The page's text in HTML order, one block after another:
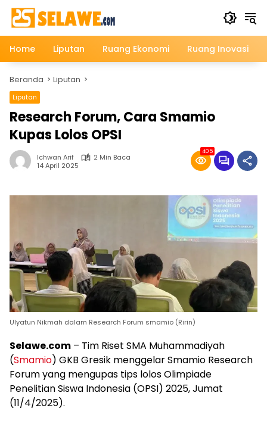
Langsung
konten
Home
Liputan Ruang Ekonomi Ruang Inovasi
Beranda Liputan
Liputan
Research Forum, Cara Smamio
Kupas Lolos OPSI
Ichwan Arif
2 Min Baca
14 April 2025
405
Ulyatun Nikmah dalam Research Forum smamio (Ririn)
Selawe.com – Tim Riset SMA Muhammadiyah
(Smamio) GKB Gresik menggelar Smamio Research
Forum yang mengupas tips lolos Olimpiade
Penelitian Siswa Indonesia (OPSI) 2025, Jumat
(11/4/2025).